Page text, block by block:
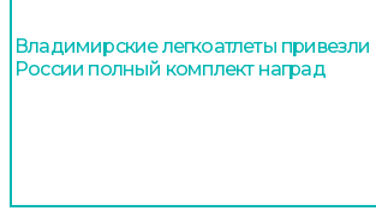
Владимирские легкоатлеты привезли
России полный комплект наград